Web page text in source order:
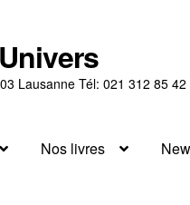
Lausanne Tél: 021 312 85 42
Nos livres